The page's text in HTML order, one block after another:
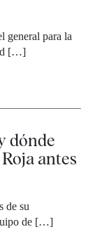
general para la
[…]
dónde
antes
de su
de […]